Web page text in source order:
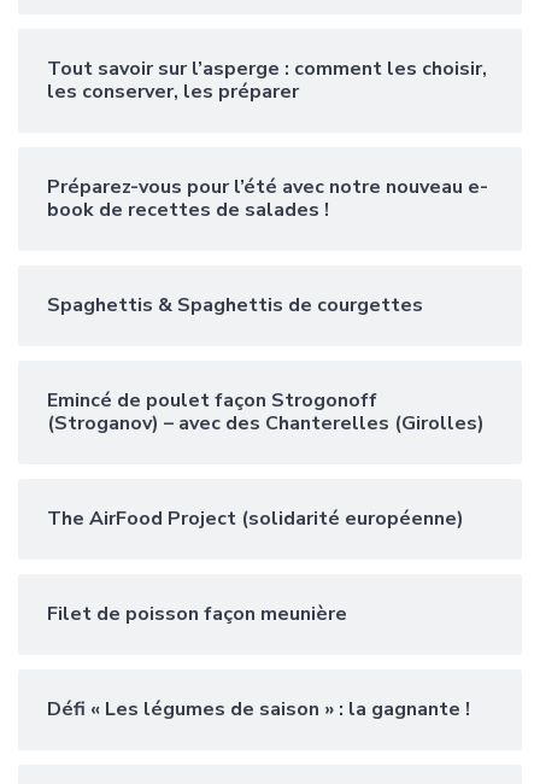
Tout savoir sur l’asperge : comment les choisir,
les conserver, les préparer
Préparez-vous pour l’été avec notre nouveau e-
book de recettes de salades !
Spaghettis & Spaghettis de courgettes
Emincé de poulet façon Strogonoff
(Stroganov) – avec des Chanterelles (Girolles)
The AirFood Project (solidarité européenne)
Filet de poisson façon meunière
Défi « Les légumes de saison » : la gagnante !